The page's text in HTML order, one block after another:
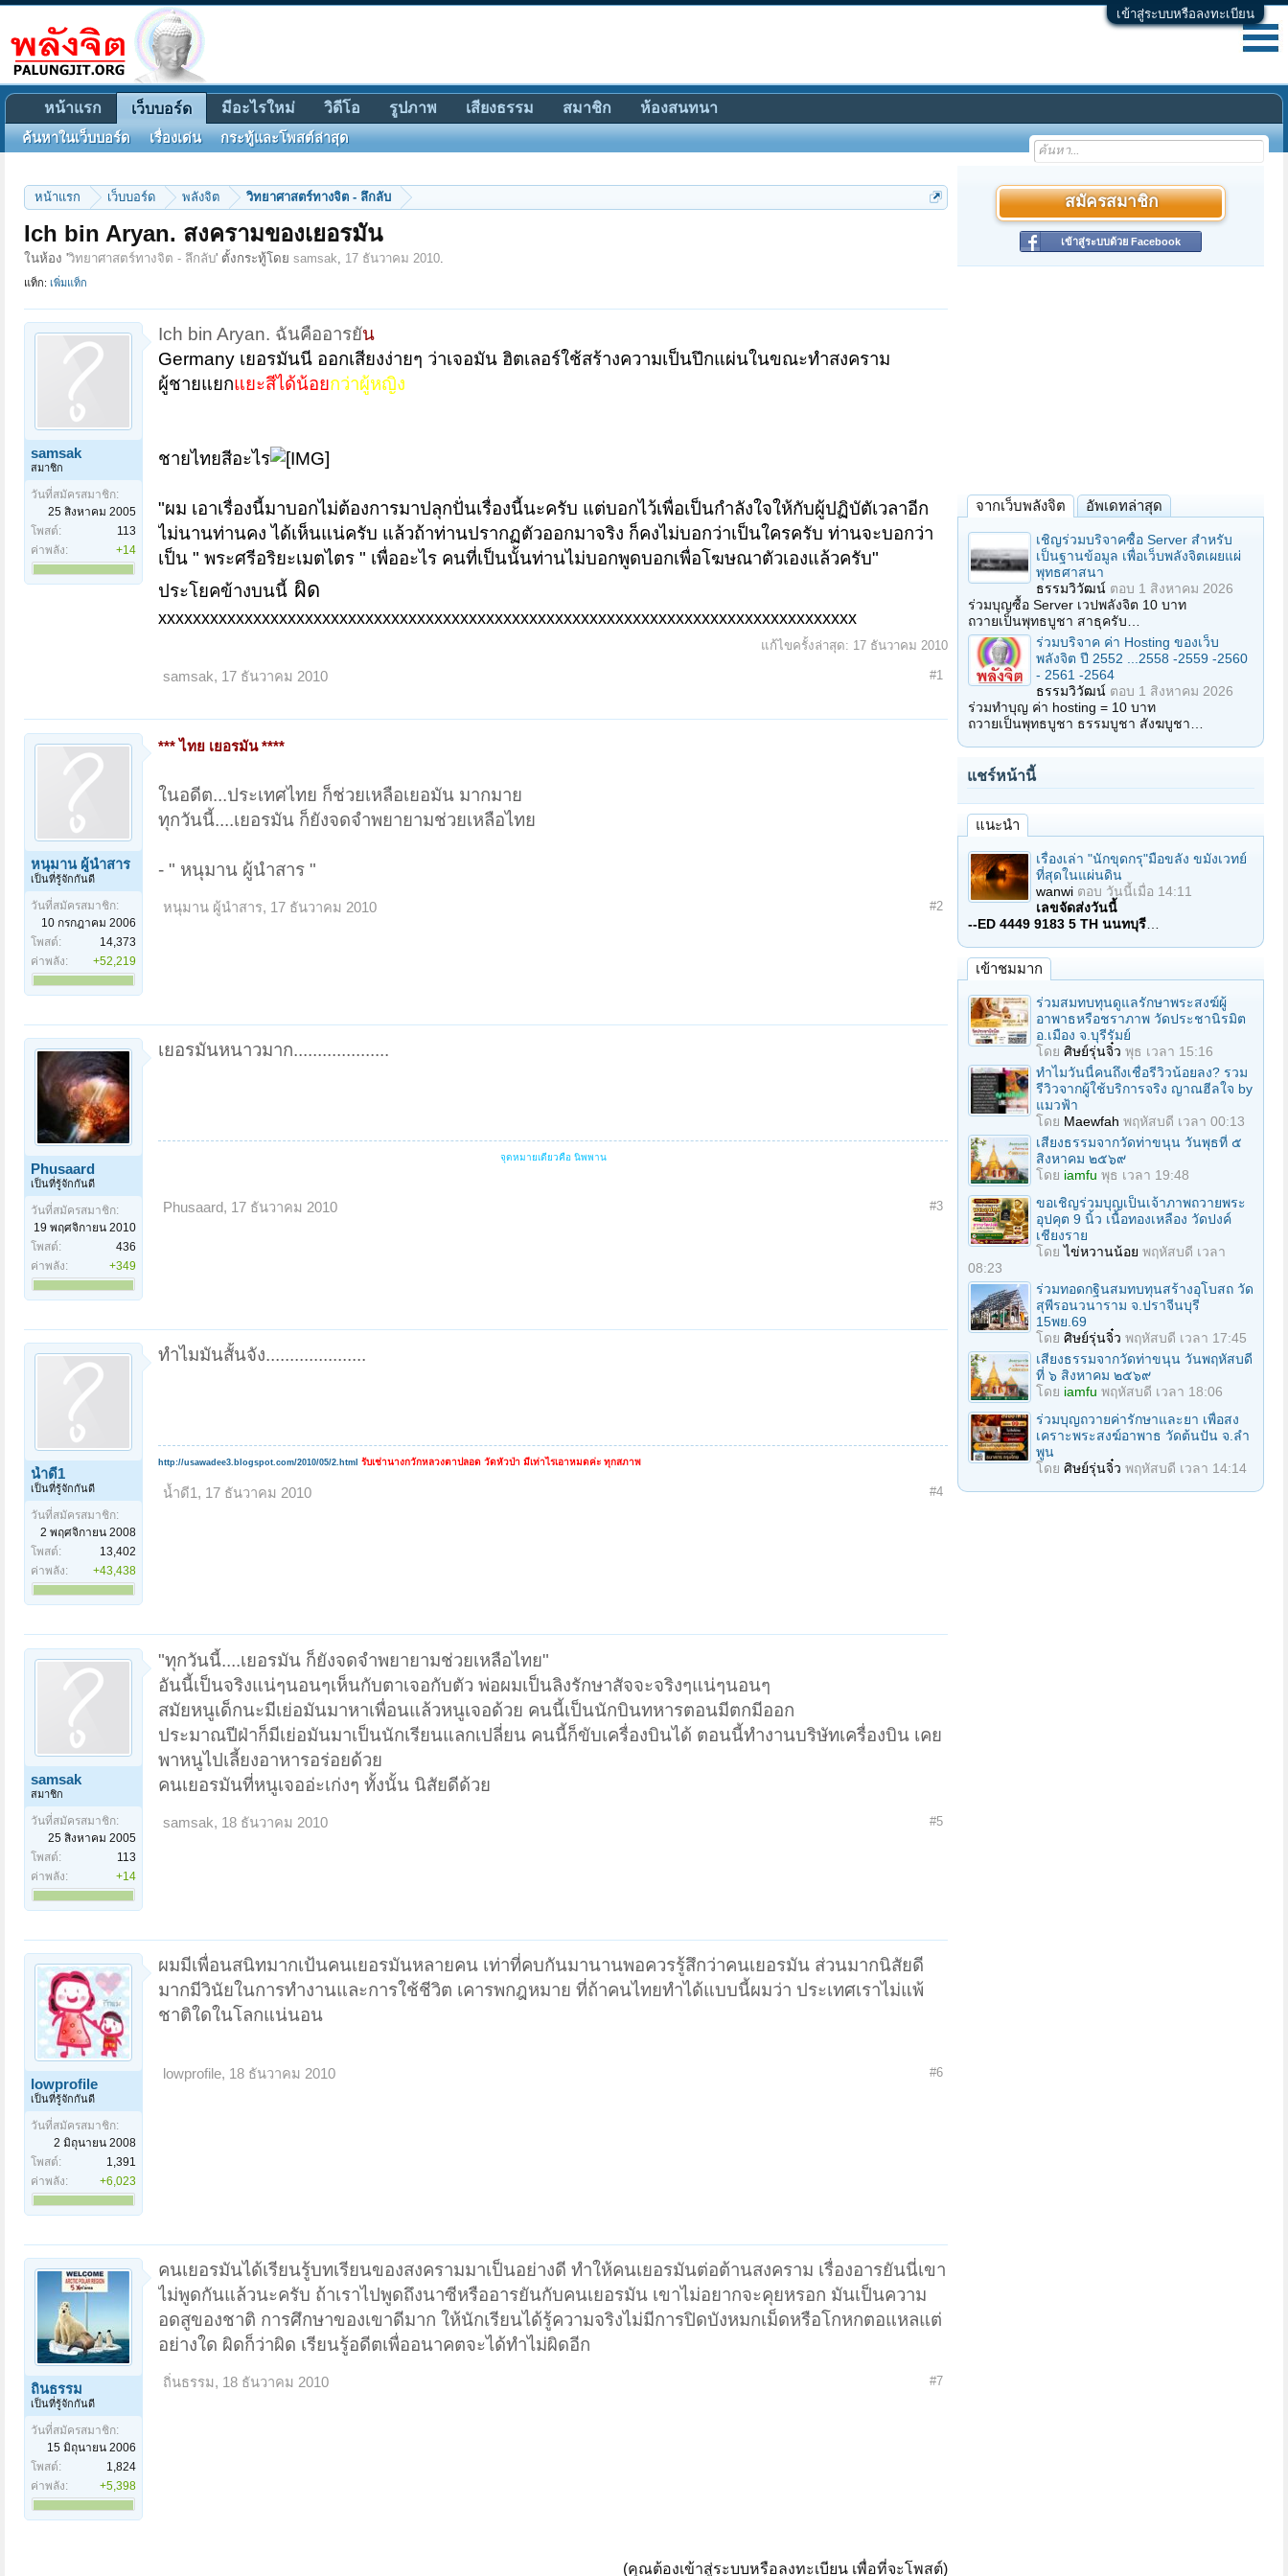
เข้าสู่ระบบหรือลงทะเบียน
หน้าแรก เว็บบอร์ด พลังจิต วิทยาศาสตร์ทางจิต - ลึกลับ
Ich bin Aryan. สงครามของเยอรมัน
ในห้อง 'วิทยาศาสตร์ทางจิต - ลึกลับ' ตั้งกระทู้โดย samsak, 17 ธันวาคม 2010.
แท็ก: เพิ่มแท็ก
samsak
สมาชิก
วันที่สมัครสมาชิก:
25 สิงหาคม 2005
โพสต์:
113
ค่าพลัง:
+14
Ich bin Aryan. ฉันคืออารยัน
Germany เยอรมันนี ออกเสียงง่ายๆ ว่าเจอมัน ฮิตเลอร์ใช้สร้างความเป็นปึกแผ่นในขณะทำสงคราม
ผู้ชายแยกแยะสีได้น้อยกว่าผู้หญิง
ชายไทยสีอะไร
"ผม เอาเรื่องนี้มาบอกไม่ต้องการมาปลุกปั่นเรื่องนี้นะครับ แต่บอกไว้เพื่อเป็นกำลังใจให้กับผู้ปฏิบัตัเวลาอีก
ไม่นานท่านคง ได้เห็นแน่ครับ แล้วถ้าท่านปรากฏตัวออกมาจริง ก็คงไม่บอกว่าเป็นใครครับ ท่านจะบอกว่า
เป็น " พระศรีอริยะเมตไตร " เพื่ออะไร คนที่เป็นนั้นท่านไม่บอกพูดบอกเพื่อโฆษณาตัวเองแล้วครับ"
ประโยคข้างบนนี้ ผิด
xxxxxxxxxxxxxxxxxxxxxxxxxxxxxxxxxxxxxxxxxxxxxxxxxxxxxxxxxxxxxxxxxxxxxxxxxxxxxxxxx
แก้ไขครั้งล่าสุด: 17 ธันวาคม 2010
samsak, 17 ธันวาคม 2010 #1
หนุมาน ผู้นำสาร
เป็นที่รู้จักกันดี
วันที่สมัครสมาชิก:
10 กรกฎาคม 2006
โพสต์:
14,373
ค่าพลัง:
+52,219
*** ไทย เยอรมัน ****
ในอดีต...ประเทศไทย ก็ช่วยเหลือเยอมัน มากมาย
ทุกวันนี้....เยอรมัน ก็ยังจดจำพยายามช่วยเหลือไทย
- " หนุมาน ผู้นำสาร "
หนุมาน ผู้นำสาร, 17 ธันวาคม 2010 #2
Phusaard
เป็นที่รู้จักกันดี
วันที่สมัครสมาชิก:
19 พฤศจิกายน 2010
โพสต์:
436
ค่าพลัง:
+349
เยอรมันหนาวมาก....................
จุดหมายเดียวคือ นิพพาน
Phusaard, 17 ธันวาคม 2010 #3
น้ำดี1
เป็นที่รู้จักกันดี
วันที่สมัครสมาชิก:
2 พฤศจิกายน 2008
โพสต์:
13,402
ค่าพลัง:
+43,438
ทำไมมันสั้นจัง.....................
http://usawadee3.blogspot.com/2010/05/2.html รับเช่านางกวักหลวงตาปลอด วัดหัวป่า มีเท่าไรเอาหมดค่ะ ทุกสภาพ
น้ำดี1, 17 ธันวาคม 2010 #4
samsak
สมาชิก
วันที่สมัครสมาชิก:
25 สิงหาคม 2005
โพสต์:
113
ค่าพลัง:
+14
"ทุกวันนี้....เยอรมัน ก็ยังจดจำพยายามช่วยเหลือไทย"
อันนี้เป็นจริงแน่ๆนอนๆเห็นกับตาเจอกับตัว พ่อผมเป็นลิงรักษาสัจจะจริงๆแน่ๆนอนๆ
สมัยหนูเด็กนะมีเย่อมันมาหาเพื่อนแล้วหนูเจอด้วย คนนี้เป็นนักบินทหารตอนมีตกมีออก
ประมาณปีฝ่าก็มีเย่อมันมาเป็นนักเรียนแลกเปลี่ยน คนนี้ก็ขับเครื่องบินได้ ตอนนี้ทำงานบริษัทเครื่องบิน เคย
พาหนูไปเลี้ยงอาหารอร่อยด้วย
คนเยอรมันที่หนูเจออ่ะเก่งๆ ทั้งนั้น นิสัยดีด้วย
samsak, 18 ธันวาคม 2010 #5
lowprofile
เป็นที่รู้จักกันดี
วันที่สมัครสมาชิก:
2 มิถุนายน 2008
โพสต์:
1,391
ค่าพลัง:
+6,023
ผมมีเพื่อนสนิทมากเป้นคนเยอรมันหลายคน เท่าที่คบกันมานานพอควรรู้สึกว่าคนเยอรมัน ส่วนมากนิสัยดี
มากมีวินัยในการทำงานและการใช้ชีวิต เคารพกฎหมาย ที่ถ้าคนไทยทำได้แบบนี้ผมว่า ประเทศเราไม่แพ้
ชาติใดในโลกแน่นอน
lowprofile, 18 ธันวาคม 2010 #6
ถิ่นธรรม
เป็นที่รู้จักกันดี
วันที่สมัครสมาชิก:
15 มิถุนายน 2006
โพสต์:
1,824
ค่าพลัง:
+5,398
คนเยอรมันได้เรียนรู้บทเรียนของสงครามมาเป็นอย่างดี ทำให้คนเยอรมันต่อต้านสงคราม เรื่องอารยันนี่เขา
ไม่พูดกันแล้วนะครับ ถ้าเราไปพูดถึงนาซีหรืออารยันกับคนเยอรมัน เขาไม่อยากจะคุยหรอก มันเป็นความ
อดสูของชาติ การศึกษาของเขาดีมาก ให้นักเรียนได้รู้ความจริงไม่มีการปิดบังหมกเม็ดหรือโกหกตอแหลแต่
อย่างใด ผิดก็ว่าผิด เรียนรู้อดีตเพื่ออนาคตจะได้ทำไม่ผิดอีก
ถิ่นธรรม, 18 ธันวาคม 2010 #7
(คุณต้องเข้าสู่ระบบหรือลงทะเบียน เพื่อที่จะโพสต์)
สมัครสมาชิก
เข้าสู่ระบบด้วย Facebook
จากเว็บพลังจิต อัพเดทล่าสุด
เชิญร่วมบริจาคซื้อ Server สำหรับ
เป็นฐานข้อมูล เพื่อเว็บพลังจิตเผยแผ่
พุทธศาสนา
ธรรมวิวัฒน์ ตอบ 1 สิงหาคม 2026
ร่วมบุญซื้อ Server เวปพลังจิต 10 บาท
ถวายเป็นพุทธบูชา สาธุครับ…
ร่วมบริจาค ค่า Hosting ของเว็บ
พลังจิต ปี 2552 ...2558 -2559 -2560
- 2561 -2564
ธรรมวิวัฒน์ ตอบ 1 สิงหาคม 2026
ร่วมทำบุญ ค่า hosting = 10 บาท
ถวายเป็นพุทธบูชา ธรรมบูชา สังฆบูชา…
แชร์หน้านี้
แนะนำ
เรื่องเล่า "นักขุดกรุ"มือขลัง ขมังเวทย์
ที่สุดในแผ่นดิน
wanwi ตอบ วันนี้เมื่อ 14:11
เลขจัดส่งวันนี้
--ED 4449 9183 5 TH นนทบุรี
เข้าชมมาก
ร่วมสมทบทุนดูแลรักษาพระสงฆ์ผู้
อาพาธหรือชราภาพ วัดประชานิรมิต
อ.เมือง จ.บุรีรัมย์
โดย ศิษย์รุ่นจิ๋ว พุธ เวลา 15:16
ทำไมวันนี้คนถึงเชื่อรีวิวน้อยลง? รวม
รีวิวจากผู้ใช้บริการจริง ญาณฮีลใจ by
แมวฟ้า
โดย Maewfah พฤหัสบดี เวลา 00:13
เสียงธรรมจากวัดท่าขนุน วันพุธที่ ๕
สิงหาคม ๒๕๖๙
โดย iamfu พุธ เวลา 19:48
ขอเชิญร่วมบุญเป็นเจ้าภาพถวายพระ
อุปคุต 9 นิ้ว เนื้อทองเหลือง วัดปงค์
เชียงราย
โดยไข่หวานน้อย พฤหัสบดี เวลา
08:23
ร่วมทอดกฐินสมทบทุนสร้างอุโบสถ วัด
สุพีรอนวนาราม จ.ปราจีนบุรี
15พย.69
โดย ศิษย์รุ่นจิ๋ว พฤหัสบดี เวลา 17:45
เสียงธรรมจากวัดท่าขนุน วันพฤหัสบดี
ที่ ๖ สิงหาคม ๒๕๖๙
โดย iamfu พฤหัสบดี เวลา 18:06
ร่วมบุญถวายค่ารักษาและยา เพื่อสง
เคราะพระสงฆ์อาพาธ วัดต้นปัน จ.ลํา
พูน
โดย ศิษย์รุ่นจิ๋ว พฤหัสบดี เวลา 14:14
หน้าแรก เว็บบอร์ด
ค้นหาในเว็บบอร์ด เรื่องเด่น กระทู้และโพสต์ล่าสุด
มีอะไรใหม่ วิดีโอ รูปภาพ เสียงธรรม สมาชิก ห้องสนทนา